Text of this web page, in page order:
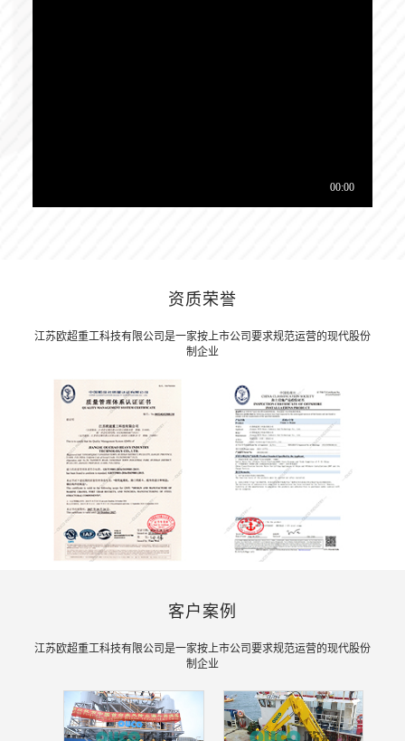
资质荣誉
江苏欧超重工科技有限公司是一家按上市公司要求规范运营的现代股份
制企业
客户案例
江苏欧超重工科技有限公司是一家按上市公司要求规范运营的现代股份
制企业